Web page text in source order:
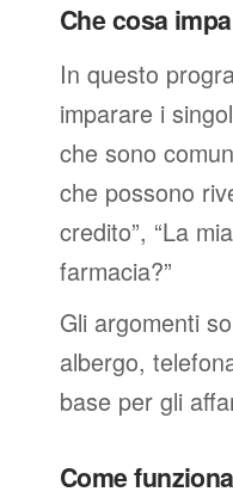
Che cosa
In questo
imparare i
che sono
che possono
credito”, “La
farmacia?”
Gli argomenti
albergo,
base per gli
Come